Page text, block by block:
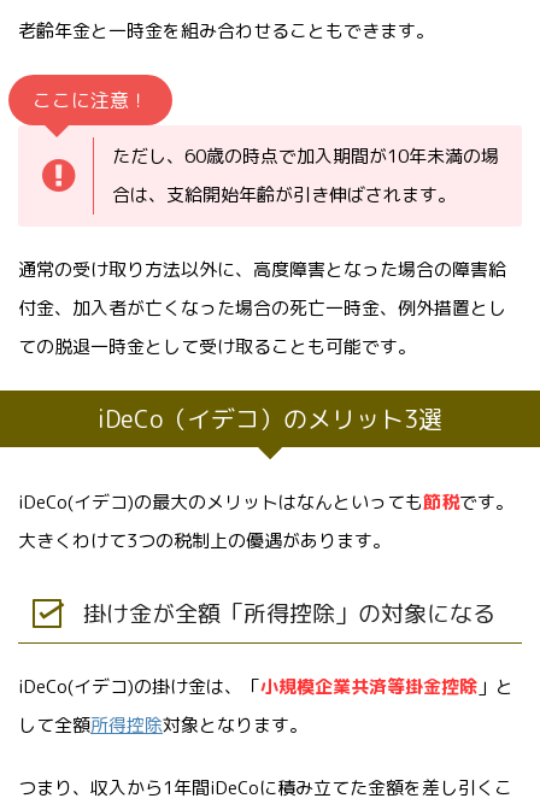
老齢年金と一時金を組み合わせることもできます。
ここに注意！
ただし、60歳の時点で加入期間が10年未満の場
合は、支給開始年齢が引き伸ばされます。
通常の受け取り方法以外に、高度障害となった場合の障害給
付金、加入者が亡くなった場合の死亡一時金、例外措置とし
ての脱退一時金として受け取ることも可能です。
iDeCo（イデコ）のメリット3選
iDeCo(イデコ)の最大のメリットはなんといっても節税です。
大きくわけて3つの税制上の優遇があります。
掛け金が全額「所得控除」の対象になる
iDeCo(イデコ)の掛け金は、「小規模企業共済等掛金控除 」と
して全額所得控除対象となります。
つまり、収入から1年間iDeCoに積み立てた金額を差し引くこ